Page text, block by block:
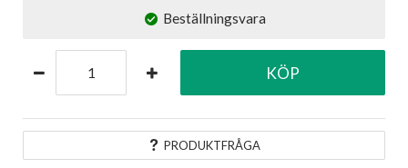
Beställningsvara
PRODUKTFRÅGA
KÖP